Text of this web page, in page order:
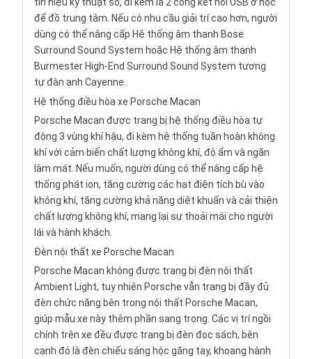
để đồ trung tâm. Nếu có nhu cầu giải trí cao hơn, người
dùng có thể nâng cấp Hệ thống âm thanh Bose
Surround Sound System hoặc Hệ thống âm thanh
Burmester High-End Surround Sound System tương
tự đàn anh Cayenne.
Hệ thống điều hòa xe Porsche Macan
Porsche Macan được trang bị hệ thống điều hòa tự
động 3 vùng khí hậu, đi kèm hệ thống tuần hoàn không
khí với cảm biến chất lượng không khí, độ ẩm và ngăn
làm mát. Nếu muốn, người dùng có thể nâng cấp hệ
thống phát ion, tăng cường các hạt điện tích bù vào
không khí, tăng cường khả năng diệt khuẩn và cải thiện
chất lượng không khí, mang lại sự thoải mái cho người
lái và hành khách.
Đèn nội thất xe Porsche Macan
Porsche Macan không được trang bị đèn nội thất
Ambient Light, tuy nhiên Porsche vẫn trang bị đầy đủ
đèn chức năng bên trong nội thất Porsche Macan,
giúp mẫu xe này thêm phần sang trọng. Các vị trí ngồi
chính trên xe đều được trang bị đèn đọc sách, bên
cạnh đó là đèn chiếu sáng hộc găng tay, khoang hành